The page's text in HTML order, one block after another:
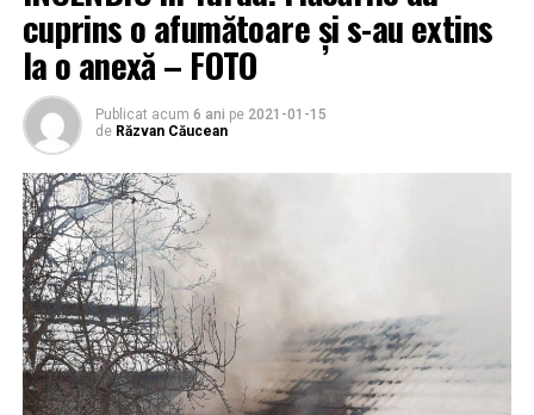
cuprins o afumătoare și s-au extins
la o anexă – FOTO
Publicat acum 6 ani pe 2021-01-15
de Răzvan Căucean